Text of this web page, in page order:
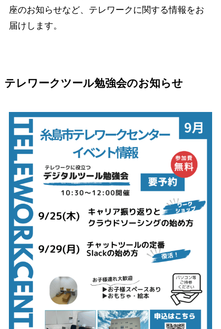
座のお知らせなど、テレワークに関する情報をお
届けします。
テレワークツール勉強会のお知らせ